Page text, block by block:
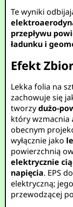
Te wyniki
przepływu
ładunku i
Efekt
Lekka folia na
zachowuje się
tworzydużo-
który wzmacnia
obecnym
wyłącznie jako
powierzchnią
elektrycznie
napięcia. EPS
elektryczną;
przewodzącej